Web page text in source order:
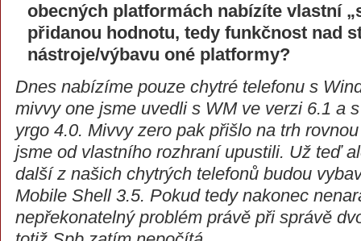
obecných platformách nabízíte vlastní
přidanou hodnotu, tedy funkčnost nad
nástroje/výbavu oné platformy?
Dnes nabízíme pouze chytré telefonu s
mivvy one jsme uvedli s WM ve verzi 6.1 a
yrgo 4.0. Mivvy zero pak přišlo na trh
jsme od vlastního rozhraní upustili. Už teď
další z našich chytrých telefonů budou
Mobile Shell 3.5. Pokud tedy nakonec
nepřekonatelný problém právě při správě